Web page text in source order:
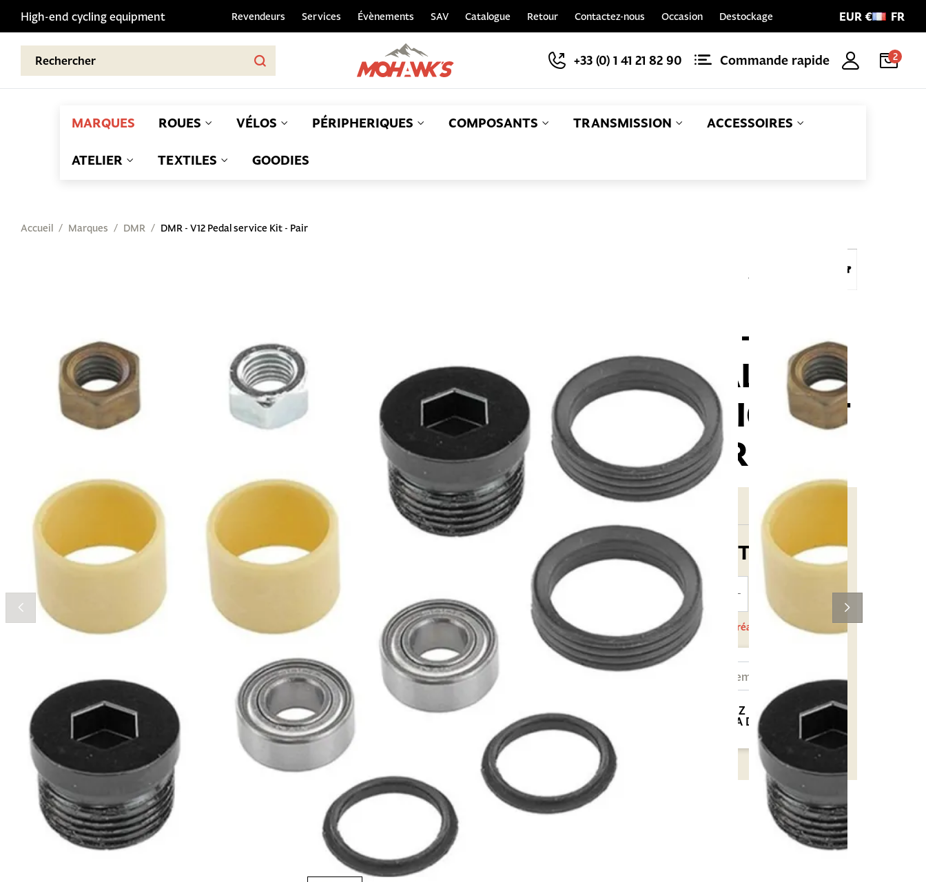
High-end cycling equipment Revendeurs Services Évènements SAV Catalogue Retour Contactez-nous Occasion Destockage EUR € FR
+33 (0) 1 41 21 82 90 Commande rapide 2
MARQUES ROUES VÉLOS PÉRIPHERIQUES COMPOSANTS TRANSMISSION ACCESSOIRES
ATELIER TEXTILES GOODIES
Accueil Marques DMR DMR - V12 Pedal service Kit - Pair
55308108762
DMR - V12
PEDAL
SERVICE KIT
- PAIR
29,15 € TTC
AU PANIER
En cours de réapprovisionnement
NOTIFIEZ MOI QUAND
CE SERA DISPONIBLE